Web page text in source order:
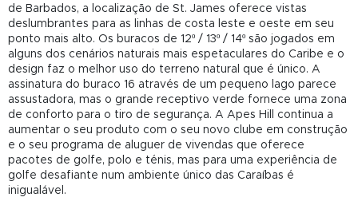
de Barbados, a localização de St. James oferece vistas
deslumbrantes para as linhas de costa leste e oeste em seu
ponto mais alto. Os buracos de 12º / 13º / 14º são jogados em
alguns dos cenários naturais mais espetaculares do Caribe e o
design faz o melhor uso do terreno natural que é único. A
assinatura do buraco 16 através de um pequeno lago parece
assustadora, mas o grande receptivo verde fornece uma zona
de conforto para o tiro de segurança. A Apes Hill continua a
aumentar o seu produto com o seu novo clube em construção
e o seu programa de aluguer de vivendas que oferece
pacotes de golfe, polo e ténis, mas para uma experiência de
golfe desafiante num ambiente único das Caraíbas é
inigualável.